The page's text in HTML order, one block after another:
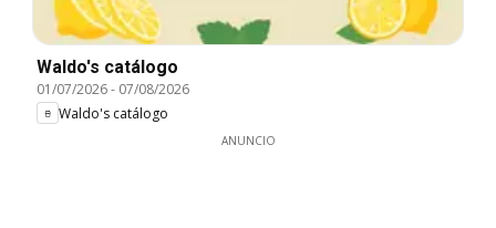
Waldo's catálogo
01/07/2026- 07/08/2026
Waldo's catálogo
ANUNCIO